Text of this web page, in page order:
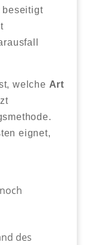
beseitigt
welche Art
eignet,
des